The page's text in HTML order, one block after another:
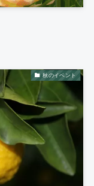
秋のイベント